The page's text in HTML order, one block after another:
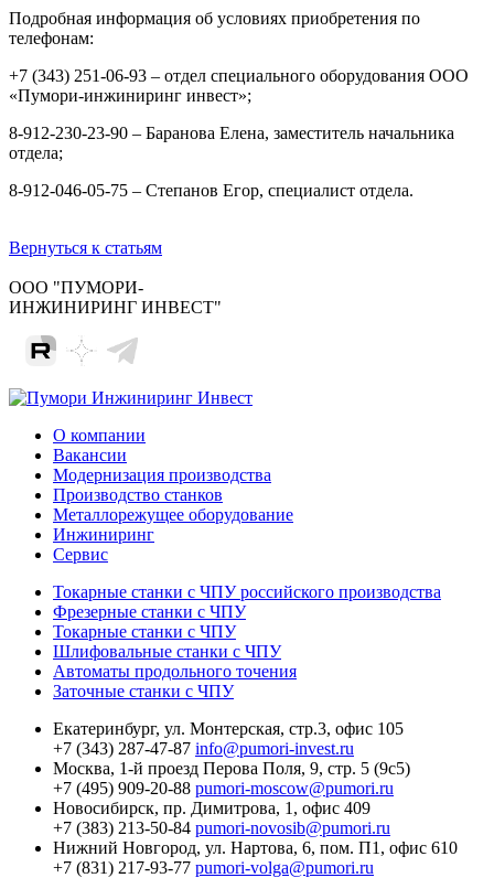
Подробная информация об условиях приобретения по
телефонам:
+7 (343) 251-06-93 – отдел специального оборудования ООО
«Пумори-инжиниринг инвест»;
8-912-230-23-90 – Баранова Елена, заместитель начальника
отдела;
8-912-046-05-75 – Степанов Егор, специалист отдела.
Вернуться к статьям
ООО "ПУМОРИ-
ИНЖИНИРИНГ ИНВЕСТ"
О компании
Вакансии
Модернизация производства
Производство станков
Металлорежущее оборудование
Инжиниринг
Сервис
Токарные станки с ЧПУ российского производства
Фрезерные станки с ЧПУ
Токарные станки с ЧПУ
Шлифовальные станки с ЧПУ
Автоматы продольного точения
Заточные станки с ЧПУ
Екатеринбург, ул. Монтерская, стр.3, офис 105
+7 (343) 287-47-87 info@pumori-invest.ru
Москва, 1-й проезд Перова Поля, 9, стр. 5 (9с5)
+7 (495) 909-20-88 pumori-moscow@pumori.ru
Новосибирск, пр. Димитрова, 1, офис 409
+7 (383) 213-50-84 pumori-novosib@pumori.ru
Нижний Новгород, ул. Нартова, 6, пом. П1, офис 610
+7 (831) 217-93-77 pumori-volga@pumori.ru